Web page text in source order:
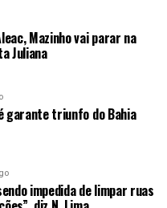
Mazinho vai parar na
Juliana
garante triunfo do Bahia
impedida de limpar ruas